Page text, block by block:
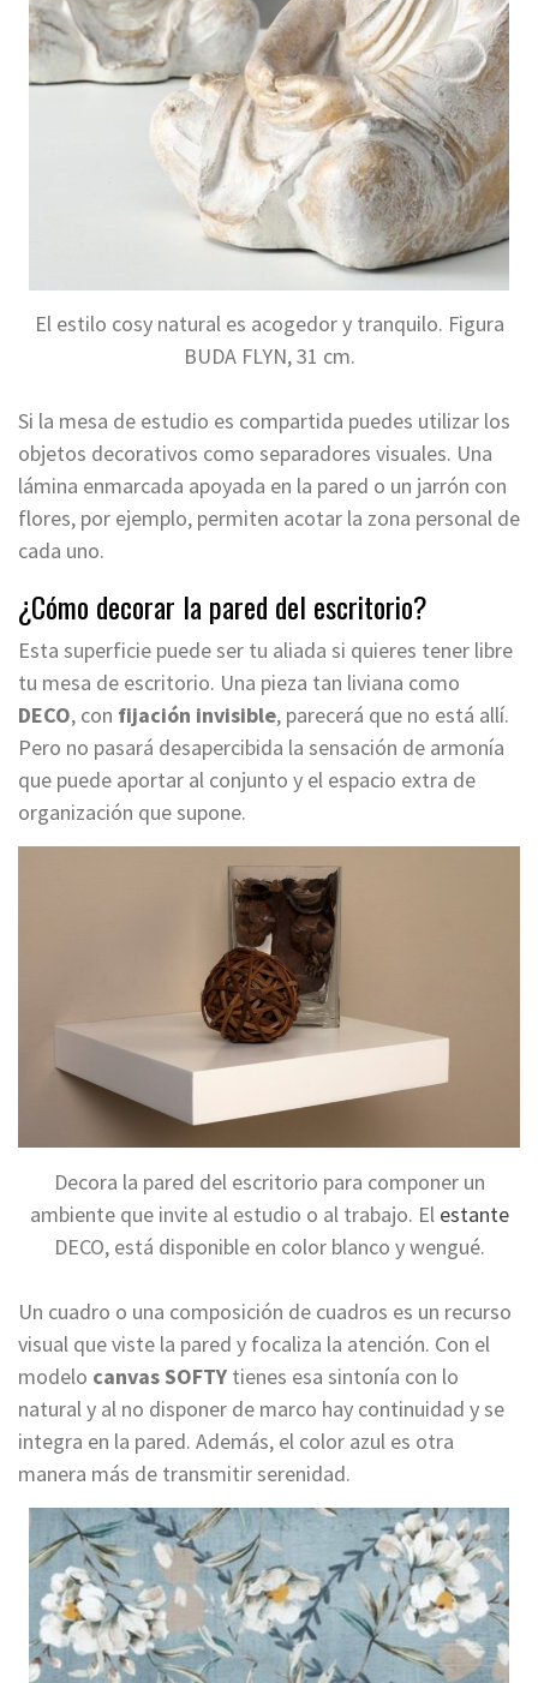
El estilo cosy natural es acogedor y tranquilo. Figura
BUDA FLYN, 31 cm.
Si la mesa de estudio es compartida puedes utilizar los
objetos decorativos como separadores visuales. Una
lámina enmarcada apoyada en la pared o un jarrón con
flores, por ejemplo, permiten acotar la zona personal de
cada uno.
¿Cómo decorar la pared del escritorio?
Esta superficie puede ser tu aliada si quieres tener libre
tu mesa de escritorio. Una pieza tan liviana como
DECO, con fijación invisible, parecerá que no está allí.
Pero no pasará desapercibida la sensación de armonía
que puede aportar al conjunto y el espacio extra de
organización que supone.
Decora la pared del escritorio para componer un
ambiente que invite al estudio o al trabajo. El estante
DECO, está disponible en color blanco y wengué.
Un cuadro o una composición de cuadros es un recurso
visual que viste la pared y focaliza la atención. Con el
modelo canvas SOFTY tienes esa sintonía con lo
natural y al no disponer de marco hay continuidad y se
integra en la pared. Además, el color azul es otra
manera más de transmitir serenidad.